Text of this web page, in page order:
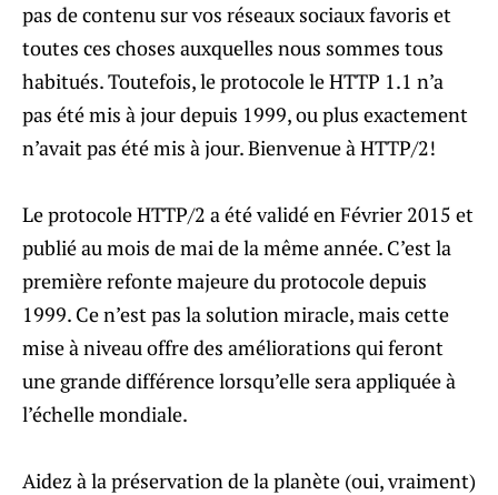
pas de contenu sur vos réseaux sociaux favoris et
toutes ces choses auxquelles nous sommes tous
habitués. Toutefois, le protocole le HTTP 1.1 n’a
pas été mis à jour depuis 1999, ou plus exactement
n’avait pas été mis à jour. Bienvenue à HTTP/2!
Le protocole HTTP/2 a été validé en Février 2015 et
publié au mois de mai de la même année. C’est la
première refonte majeure du protocole depuis
1999. Ce n’est pas la solution miracle, mais cette
mise à niveau offre des améliorations qui feront
une grande différence lorsqu’elle sera appliquée à
l’échelle mondiale.
Aidez à la préservation de la planète (oui, vraiment)